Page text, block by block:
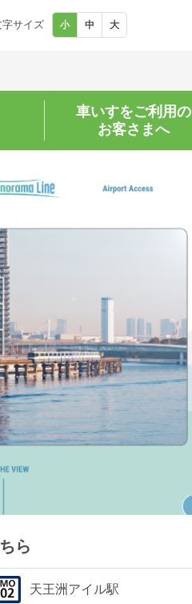
字サイズ 小 中 大
車いすをご利用の
お客さまへ
ら
天王洲アイル駅